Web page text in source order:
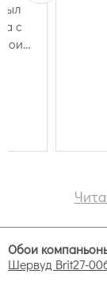
Обои
Шервуд Brit27-